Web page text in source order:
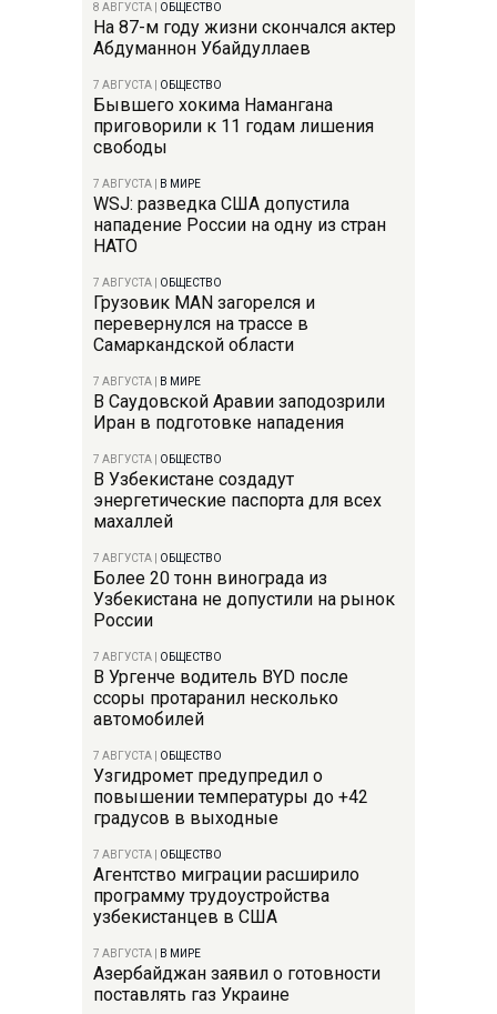
8 АВГУСТА ОБЩЕСТВО
На 87-м году жизни скончался актер
Абдуманнон Убайдуллаев
7 АВГУСТА ОБЩЕСТВО
Бывшего хокима Намангана
приговорили к 11 годам лишения
свободы
7 АВГУСТА В МИРЕ
WSJ: разведка США допустила
нападение России на одну из стран
НАТО
7 АВГУСТА ОБЩЕСТВО
Грузовик MAN загорелся и
перевернулся на трассе в
Самаркандской области
7 АВГУСТА В МИРЕ
В Саудовской Аравии заподозрили
Иран в подготовке нападения
7 АВГУСТА ОБЩЕСТВО
В Узбекистане создадут
энергетические паспорта для всех
махаллей
7 АВГУСТА ОБЩЕСТВО
Более 20 тонн винограда из
Узбекистана не допустили на рынок
России
7 АВГУСТА ОБЩЕСТВО
В Ургенче водитель BYD после
ссоры протаранил несколько
автомобилей
7 АВГУСТА ОБЩЕСТВО
Узгидромет предупредил о
повышении температуры до +42
градусов в выходные
7 АВГУСТА ОБЩЕСТВО
Агентство миграции расширило
программу трудоустройства
узбекистанцев в США
7 АВГУСТА В МИРЕ
Азербайджан заявил о готовности
поставлять газ Украине